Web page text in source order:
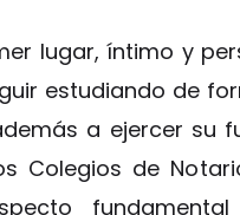
lugar, íntimo y
estudiando de
a ejercer su
Colegios de